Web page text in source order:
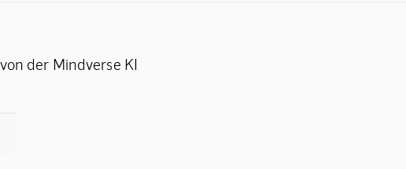
der Mindverse KI